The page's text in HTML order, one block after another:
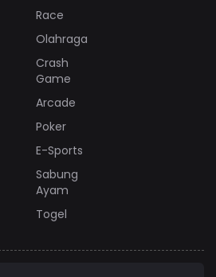
Race
Olahraga
Crash
Game
Arcade
Poker
E-Sports
Sabung
Ayam
Togel